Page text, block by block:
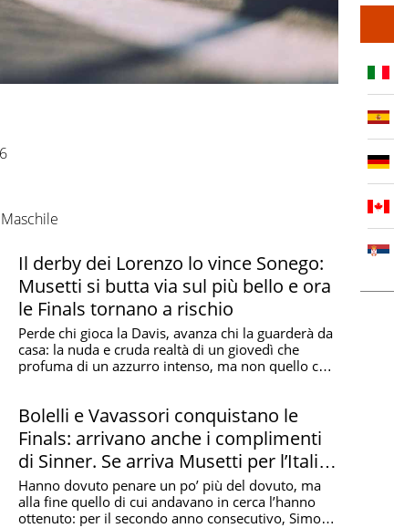
Il derby dei Lorenzo lo vince Sonego:
Musetti si butta via sul più bello e ora
le Finals tornano a rischio
Perde chi gioca la Davis, avanza chi la guarderà da
casa: la nuda e cruda realtà di un giovedì che
profuma di un azzurro intenso, ma non quello che
Bolelli e Vavassori conquistano le
Finals: arrivano anche i complimenti
di Sinner. Se arriva Musetti per l’Italia
sarà record
Hanno dovuto penare un po’ più del dovuto, ma
alla fine quello di cui andavano in cerca l’hanno
ottenuto: per il secondo anno consecutivo, Simone